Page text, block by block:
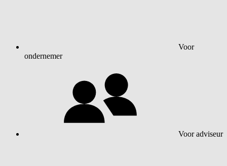
Voor
ondernemer
Voor adviseur